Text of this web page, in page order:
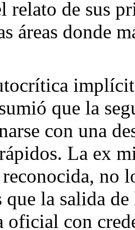
relato de sus
áreas donde
que la
con una
La ex
no
que la salida
oficial con